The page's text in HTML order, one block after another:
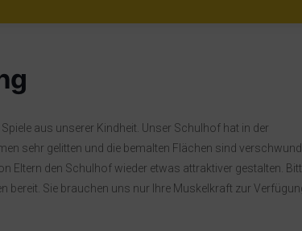
aus unserer Kindheit. Unser Schulhof hat in der
sehr gelitten und die bemalten Flächen sind
Eltern den Schulhof wieder etwas attraktiver gestalten.
bereit. Sie brauchen uns nur Ihre Muskelkraft zur